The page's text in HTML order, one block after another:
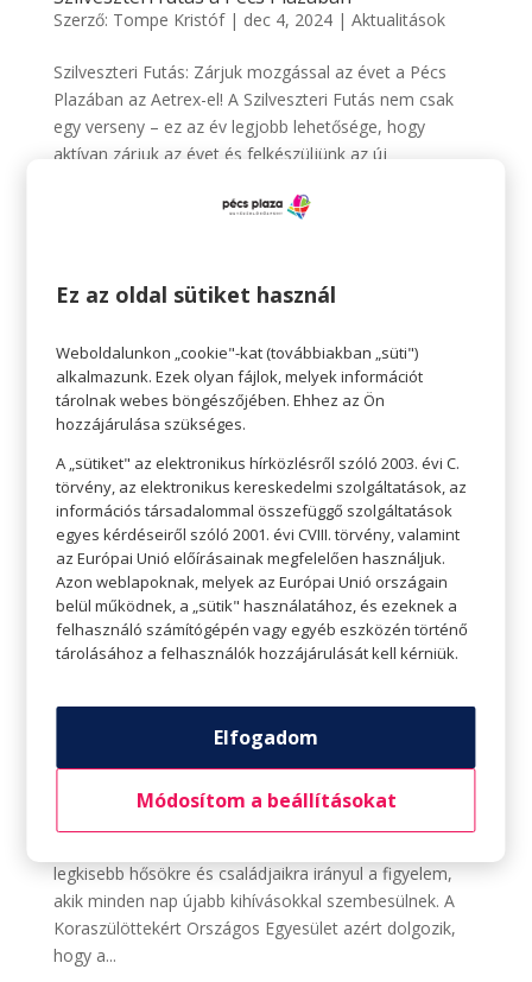
Szerző: Tompe Kristóf| dec 4, 2024| Aktualitások
Szilveszteri Futás: Zárjuk mozgással az évet a Pécs
Plazában az Aetrex-el! A Szilveszteri Futás nem csak
egy verseny – ez az év legjobb lehetősége, hogy
aktívan zárjuk az évet és felkészüljünk az új
November 17. – Koraszülöttek Világnapja
Szerző:Tompe Kristóf|nov 13, 2024|Aktualitások
legkisebb hősökre és családjaikra irányul a figyelem,
akik minden nap újabb kihívásokkal szembesülnek. A
Koraszülöttekért Országos Egyesület azért dolgozik,
hogy a...
Ez az oldal sütiket használ
Weboldalunkon „cookie"-kat (továbbiakban „süti")
alkalmazunk. Ezek olyan fájlok, melyek információt
tárolnak webes böngészőjében. Ehhez az Ön
hozzájárulása szükséges.
A „sütiket" az elektronikus hírközlésről szóló 2003. évi C.
törvény, az elektronikus kereskedelmi szolgáltatások, az
információs társadalommal összefüggő szolgáltatások
egyes kérdéseiről szóló 2001. évi CVIII. törvény, valamint
az Európai Unió előírásainak megfelelően használjuk.
Azon weblapoknak, melyek az Európai Unió országain
belül működnek, a „sütik" használatához, és ezeknek a
felhasználó számítógépén vagy egyéb eszközén történő
tárolásához a felhasználók hozzájárulását kell kérniük.
Elfogadom
Módosítom a beállításokat